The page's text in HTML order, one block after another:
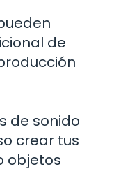
de
de sonido
crear tus
objetos